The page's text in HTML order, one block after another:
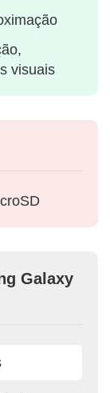
visuais
Galaxy